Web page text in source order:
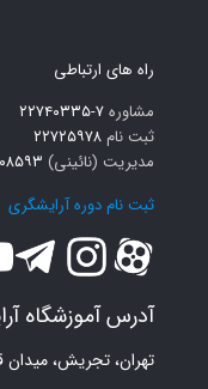
راه های ارتباطی
مشاوره۷-۲۲۷۴۰۳۳۵
ثبت نام ۲۲۷۲۵۹۷۸
مدیریت (نائینی)
ثبت نام دوره آرایشگری
آدرس آموزشگاه
تهران، تجریش، میدان